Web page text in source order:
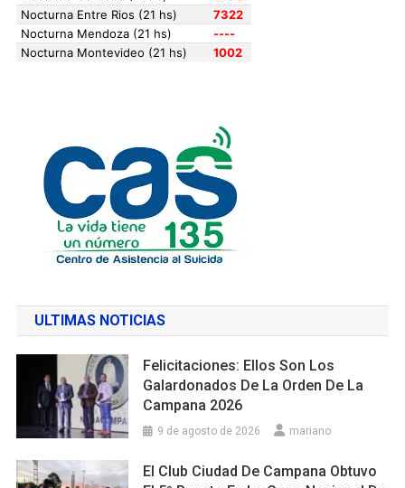
ULTIMAS NOTICIAS
Felicitaciones: Ellos Son Los
Galardonados De La Orden De La
Campana 2026
9 de agosto de 2026 mariano
El Club Ciudad De Campana Obtuvo